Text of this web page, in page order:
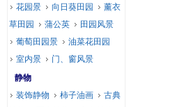
花园景
向日葵田园
薰衣
草田园
蒲公英
田园风景
葡萄田园景
油菜花田园
室内景
门、窗风景
静物
装饰静物
柿子油画
古典